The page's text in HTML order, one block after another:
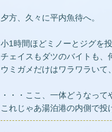
夕方、久々に平内魚待へ。
小1時間ほどミノーとジグを
チェイスもダツのバイトも、
ウミガメだけはワラワラいて
・・・ここ、一体どうなって
これじゃあ湯泊港の内側で投